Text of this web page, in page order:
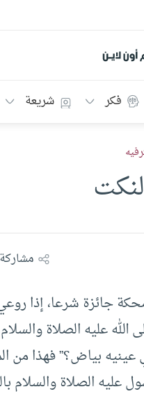
أون لاين
فكر شريعة
مشاركة
جائزة شرعا، إذا
الله عليه الصلاة
بياض؟” فهذا من
عليه الصلاة والسلام